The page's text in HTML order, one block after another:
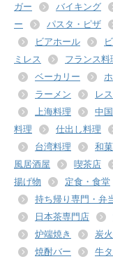
ガー
バイキング
ー
パスタ・ピザ
ビアホール
ミレス
フランス料
ベーカリー
ラーメン
レ
上海料理
中
料理
仕出し料理
台湾料理
和
風居酒屋
喫茶店
揚げ物
定食・食堂
持ち帰り専門・弁
日本茶専門店
炉端焼き
炭
焼酎バー
牛